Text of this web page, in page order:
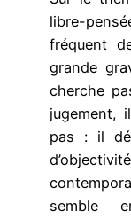
libre-
fréquent
grande
cherche
jugement,
pas : il
semble